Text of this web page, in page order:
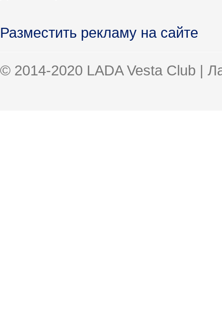
Разместить рекламу на сайте
© 2014-2020 LADA Vesta Club |